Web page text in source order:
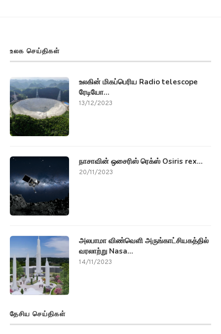
உலக செய்திகள்
உலகின் மிகப்பெரிய Radio telescope
ரேடியோ...
13/12/2023
நாசாவின் ஒசைரிஸ் ரெக்ஸ் Osiris rex...
20/11/2023
அலபாமா விண்வெளி அருங்காட்சியகத்தில்
வரலாற்று Nasa...
14/11/2023
தேசிய செய்திகள்